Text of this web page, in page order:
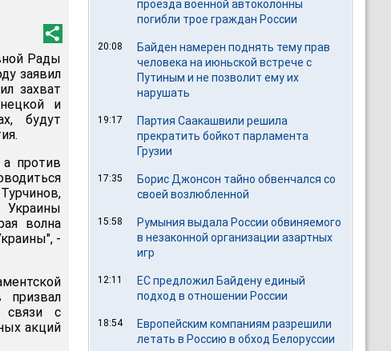
Рады
заявил
захват
и
будут
против
волна
-
призвал
связи с
акций
проезда военной автоколонны
погибли трое граждан России
20:08
Байден намерен поднять тему прав
человека на июньской встрече с
Путиным и не позволит ему их
нарушать
19:17
Партия Саакашвили решила
прекратить бойкот парламента
Грузии
17:35
Борис Джонсон тайно обвенчался со
своей возлюбленной
15:58
Румыния выдала России обвиняемого
в незаконной организации азартных
игр
12:11
ЕС предложил Байдену единый
подход в отношении России
18:54
Европейским компаниям разрешили
летать в Россию в обход Белоруссии